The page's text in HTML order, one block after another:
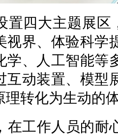
置四大主题展区
视界、体验科学
学、人工智能等
互动装置、模型
理转化为生动的
在工作人员的耐